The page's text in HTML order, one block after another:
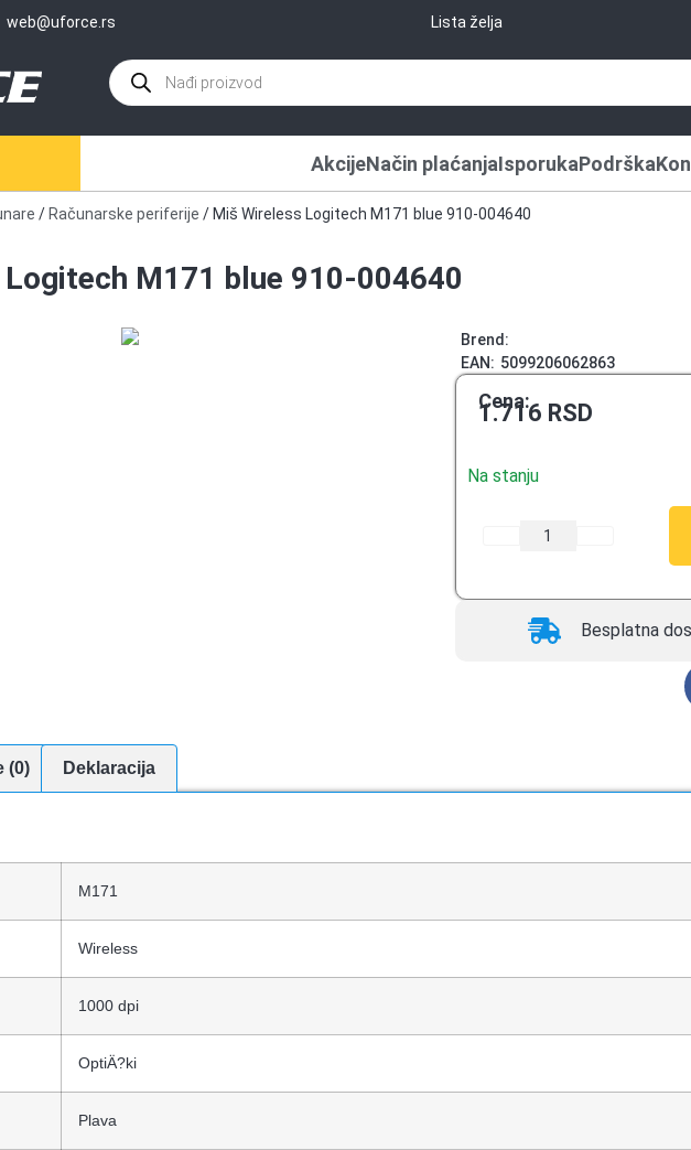
web@uforce.rs Lista želja
AkcijeNačin plaćanjaIsporukaPodrška
/ Računarske periferije / Miš Wireless Logitech M171 blue 910-004640
M171 blue 910-004640
Brend:
EAN: 5099206062863
Cena:
1.716 RSD
Na stanju
Besplatna
(0) Deklaracija
M171
Wireless
1000 dpi
OptiÄ?ki
Plava